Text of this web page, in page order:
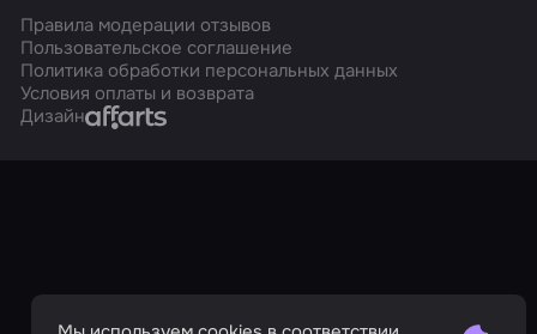
Правила модерации отзывов
Пользовательское соглашение
Политика обработки персональных данных
Условия оплаты и возврата
ДизайнAffarts